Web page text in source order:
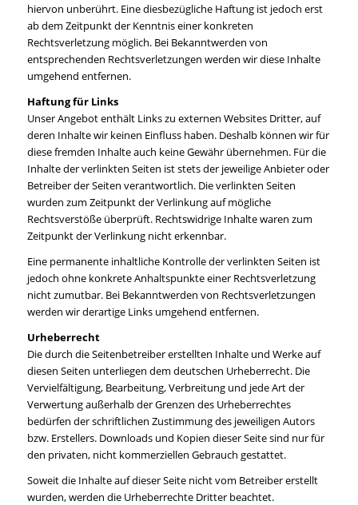
hiervon unberührt. Eine diesbezügliche Haftung ist jedoch erst
ab dem Zeitpunkt der Kenntnis einer konkreten
Rechtsverletzung möglich. Bei Bekanntwerden von
entsprechenden Rechtsverletzungen werden wir diese Inhalte
umgehend entfernen.
Haftung für Links
Unser Angebot enthält Links zu externen Websites Dritter, auf
deren Inhalte wir keinen Einfluss haben. Deshalb können wir für
diese fremden Inhalte auch keine Gewähr übernehmen. Für die
Inhalte der verlinkten Seiten ist stets der jeweilige Anbieter oder
Betreiber der Seiten verantwortlich. Die verlinkten Seiten
wurden zum Zeitpunkt der Verlinkung auf mögliche
Rechtsverstöße überprüft. Rechtswidrige Inhalte waren zum
Zeitpunkt der Verlinkung nicht erkennbar.
Eine permanente inhaltliche Kontrolle der verlinkten Seiten ist
jedoch ohne konkrete Anhaltspunkte einer Rechtsverletzung
nicht zumutbar. Bei Bekanntwerden von Rechtsverletzungen
werden wir derartige Links umgehend entfernen.
Urheberrecht
Die durch die Seitenbetreiber erstellten Inhalte und Werke auf
diesen Seiten unterliegen dem deutschen Urheberrecht. Die
Vervielfältigung, Bearbeitung, Verbreitung und jede Art der
Verwertung außerhalb der Grenzen des Urheberrechtes
bedürfen der schriftlichen Zustimmung des jeweiligen Autors
bzw. Erstellers. Downloads und Kopien dieser Seite sind nur für
den privaten, nicht kommerziellen Gebrauch gestattet.
Soweit die Inhalte auf dieser Seite nicht vom Betreiber erstellt
wurden, werden die Urheberrechte Dritter beachtet.